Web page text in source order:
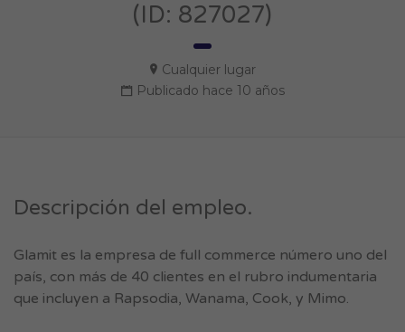
(ID: 827027)
Cualquier lugar
Publicado hace 10 años
Descripción del empleo.
Glamit es la empresa de full commerce número uno del
país, con más de 40 clientes en el rubro indumentaria
que incluyen a Rapsodia, Wanama, Cook, y Mimo.